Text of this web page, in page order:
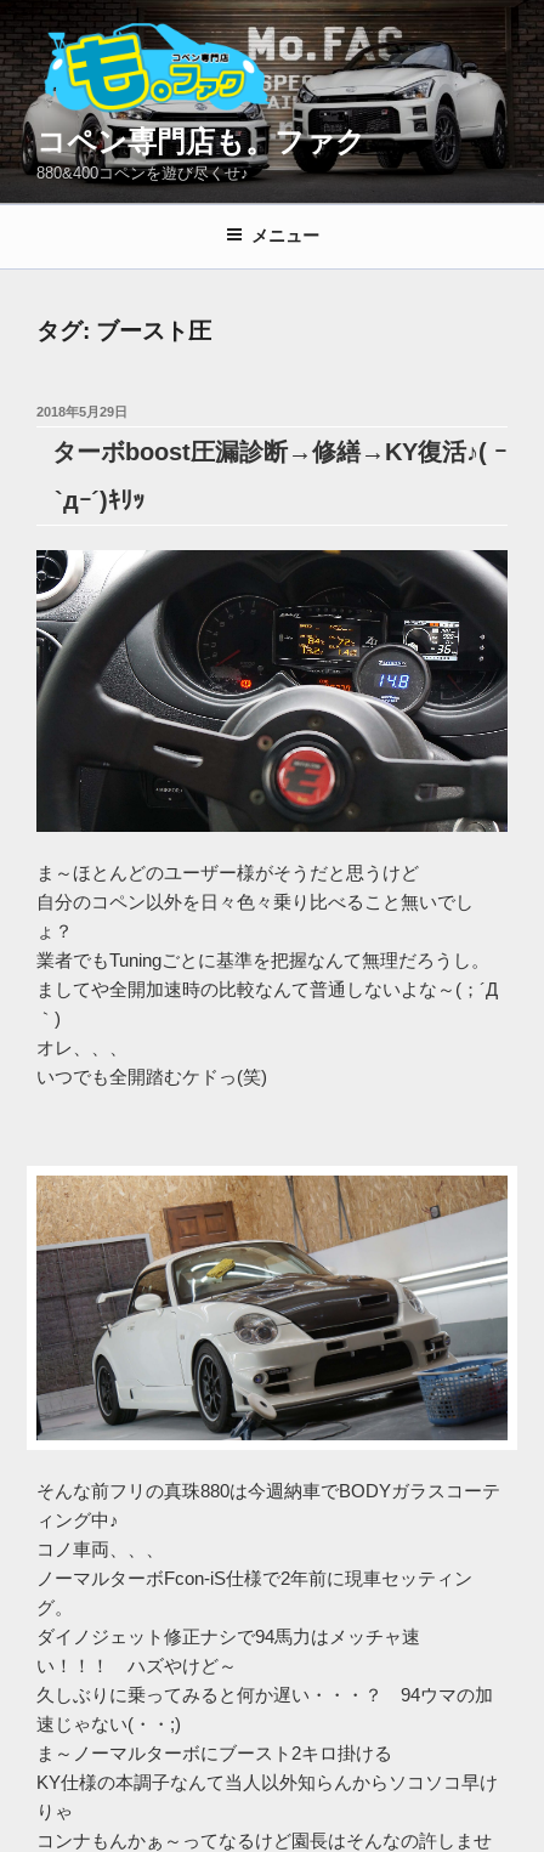
ン
テ
ン
ツ
へ
プ
コペン専門店も。ファク
880&400コペンを遊び尽くせ♪
メニュー
タグ: ブースト圧
投
2018年5月29日
ターボboost圧漏診断→修繕→KY復活♪( ｰ
`дｰ´)ｷﾘｯ
ま～ほとんどのユーザー様がそうだと思うけど
自分のコペン以外を日々色々乗り比べること無いでし
ょ？
業者でもTuningごとに基準を把握なんて無理だろうし。
ましてや全開加速時の比較なんて普通しないよな～(；´Д
｀)
オレ、、、
いつでも全開踏むケドっ(笑)
そんな前フリの真珠880は今週納車でBODYガラスコーテ
ィング中♪
コノ車両、、、
ノーマルターボFcon-iS仕様で2年前に現車セッティン
グ。
ダイノジェット修正ナシで94馬力はメッチャ速
い！！！ ハズやけど～
久しぶりに乗ってみると何か遅い・・・？ 94ウマの加
速じゃない(・・;)
ま～ノーマルターボにブースト2キロ掛ける
KY仕様の本調子なんて当人以外知らんからソコソコ早け
りゃ
コンナもんかぁ～ってなるけど園長はそんなの許しませ